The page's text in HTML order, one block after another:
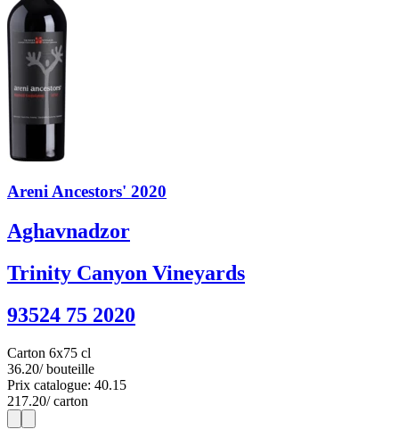
Areni Ancestors' 2020
Aghavnadzor
Trinity Canyon Vineyards
93524 75 2020
Carton 6x75 cl
36.20/ bouteille
Prix catalogue: 40.15
217.20/ carton
1